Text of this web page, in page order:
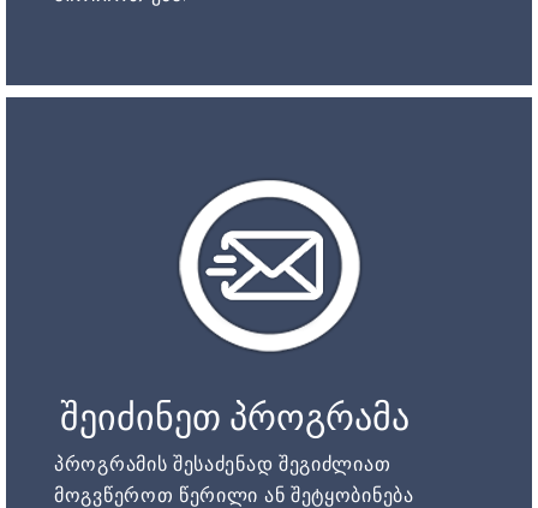
შეიძინეთ პროგრამა
პროგრამის შესაძენად შეგიძლიათ
მოგვწეროთ წერილი ან შეტყობინება